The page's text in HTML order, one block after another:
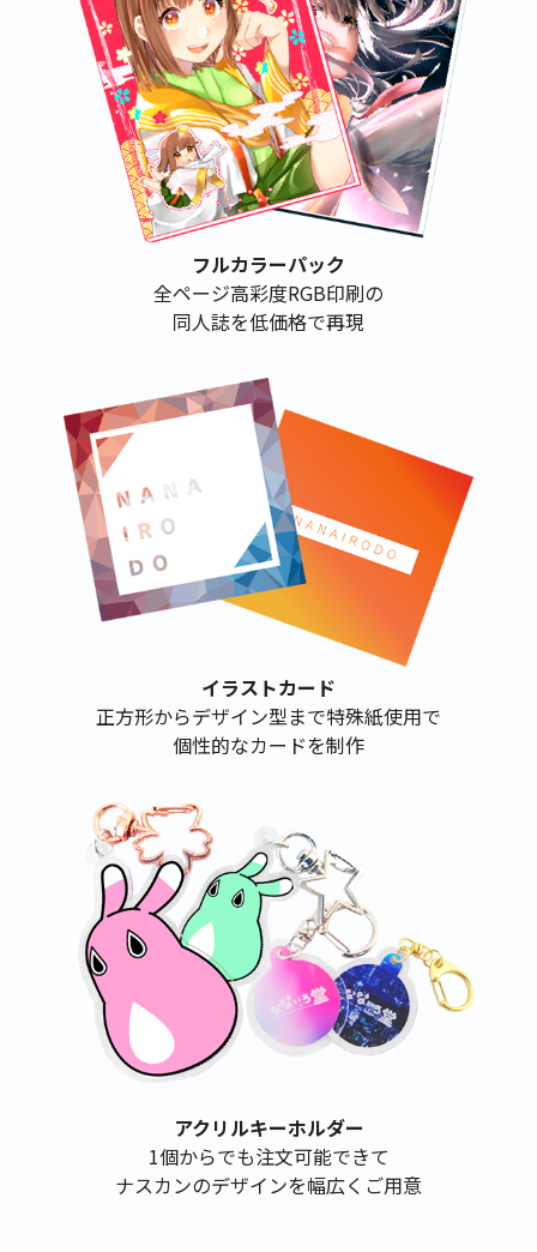
フルカラーパック
全ページ高彩度RGB印刷の
同人誌を低価格で再現
イラストカード
正方形からデザイン型まで特殊紙使用で
個性的なカードを制作
アクリルキーホルダー
1個からでも注文可能できて
ナスカンのデザインを幅広くご用意